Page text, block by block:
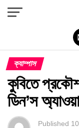
ক্যাম্পাস
কুবিতে
ডিন’স
Published